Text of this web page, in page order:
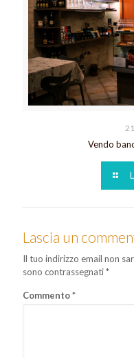
Vendo
Lascia un
Il tuo indirizzo email non
sono contrassegnati*
Commento*